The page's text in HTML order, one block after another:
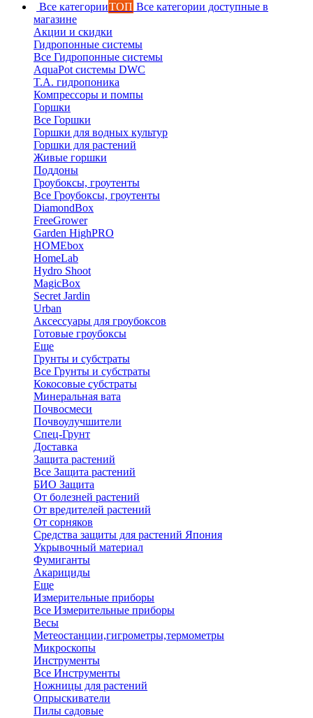
Все категорииТОП Все категории доступные в
магазине
Акции и скидки
Гидропонные системы
Все Гидропонные системы
AquaPot системы DWC
T.A. гидропоника
Компрессоры и помпы
Горшки
Все Горшки
Горшки для водных культур
Горшки для растений
Живые горшки
Поддоны
Гроубоксы, гроутенты
Все Гроубоксы, гроутенты
DiamondBox
FreeGrower
Garden HighPRO
HOMEbox
HomeLab
Hydro Shoot
MagicBox
Secret Jardin
Urban
Аксессуары для гроубоксов
Готовые гроубоксы
Еще
Грунты и субстраты
Все Грунты и субстраты
Кокосовые субстраты
Минеральная вата
Почвосмеси
Почвоулучшители
Спец-Грунт
Доставка
Защита растений
Все Защита растений
БИО Защита
От болезней растений
От вредителей растений
От сорняков
Средства защиты для растений Япония
Укрывочный материал
Фумиганты
Акарициды
Еще
Измерительные приборы
Все Измерительные приборы
Весы
Метеостанции,гигрометры,термометры
Микроскопы
Инструменты
Все Инструменты
Ножницы для растений
Опрыскиватели
Пилы садовые